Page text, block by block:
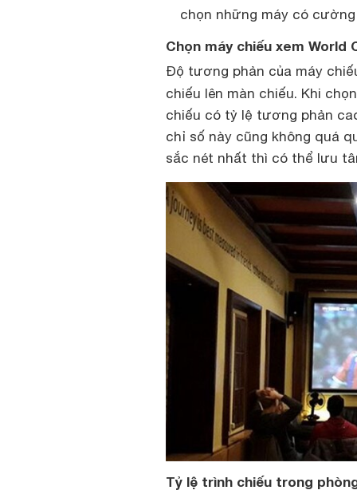
chọn những máy có cường
Chọn máy chiếu xem
Độ tương phản của máy
chiếu lên màn chiếu. Khi
chiếu có tỷ lệ tương phản
chỉ số này cũng không quá
sắc nét nhất thì có thể lưu
Tỷ lệ trình chiếu trong